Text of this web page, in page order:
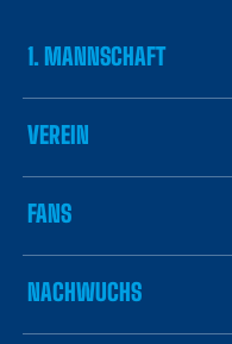
1. MANNSCHAFT
VEREIN
FANS
NACHWUCHS